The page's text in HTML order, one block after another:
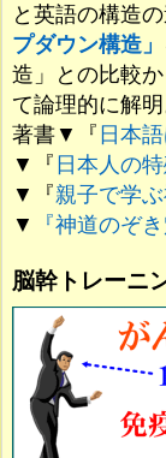
と英語の構造
プダウン構造」
造」との比較
て論理的に解
著書▼『 日本
▼『 日本人の
▼『親子で学
▼
『神道のぞ
脳幹トレーニ